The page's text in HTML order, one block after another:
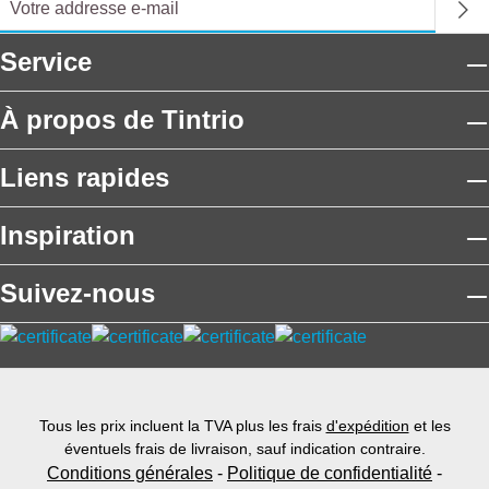
Service
À propos de Tintrio
Liens rapides
Inspiration
Suivez-nous
Tous les prix incluent la TVA plus les frais d'expédition et les
éventuels frais de livraison, sauf indication contraire.
Conditions générales - Politique de confidentialité -